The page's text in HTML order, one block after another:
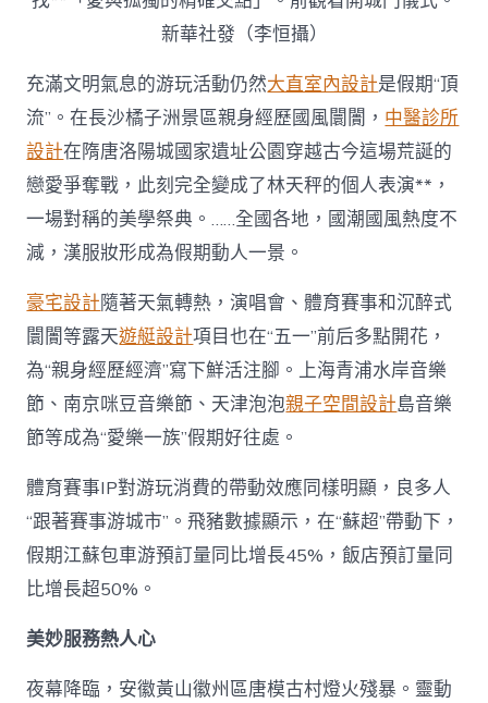
新華社發（李恒攝）
充滿文明氣息的游玩活動仍然大直室內設計是假期“頂
流”。在長沙橘子洲景區親身經歷國風闤闠， 中醫診所
設計在隋唐洛陽城國家遺址公園穿越古今這場荒誕的
戀愛爭奪戰，此刻完全變成了林天秤的個人表演**，
一場對稱的美學祭典。……全國各地，國潮國風熱度不
減，漢服妝形成為假期動人一景。
豪宅設計隨著天氣轉熱，演唱會、體育賽事和沉醉式
闤闠等露天遊艇設計項目也在“五一”前后多點開花，
為“親身經歷經濟”寫下鮮活注腳。上海青浦水岸音樂
節、南京咪豆音樂節、天津泡泡親子空間設計島音樂
節等成為“愛樂一族”假期好往處。
體育賽事IP對游玩消費的帶動效應同樣明顯，良多人
“跟著賽事游城市”。飛豬數據顯示，在“蘇超”帶動下，
假期江蘇包車游預訂量同比增長45%，飯店預訂量同
比增長超50%。
美妙服務熱人心
夜幕降臨，安徽黃山徽州區唐模古村燈火殘暴。靈動